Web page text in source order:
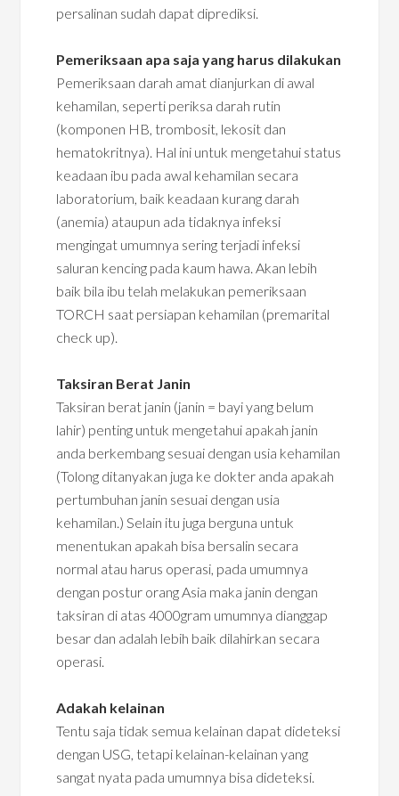
persalinan sudah dapat diprediksi.
Pemeriksaan apa saja yang harus dilakukan
Pemeriksaan darah amat dianjurkan di awal
kehamilan, seperti periksa darah rutin
(komponen HB, trombosit, lekosit dan
hematokritnya). Hal ini untuk mengetahui status
keadaan ibu pada awal kehamilan secara
laboratorium, baik keadaan kurang darah
(anemia) ataupun ada tidaknya infeksi
mengingat umumnya sering terjadi infeksi
saluran kencing pada kaum hawa. Akan lebih
baik bila ibu telah melakukan pemeriksaan
TORCH saat persiapan kehamilan (premarital
check up).
Taksiran Berat Janin
Taksiran berat janin (janin = bayi yang belum
lahir) penting untuk mengetahui apakah janin
anda berkembang sesuai dengan usia kehamilan
(Tolong ditanyakan juga ke dokter anda apakah
pertumbuhan janin sesuai dengan usia
kehamilan.) Selain itu juga berguna untuk
menentukan apakah bisa bersalin secara
normal atau harus operasi, pada umumnya
dengan postur orang Asia maka janin dengan
taksiran di atas 4000gram umumnya dianggap
besar dan adalah lebih baik dilahirkan secara
operasi.
Adakah kelainan
Tentu saja tidak semua kelainan dapat dideteksi
dengan USG, tetapi kelainan-kelainan yang
sangat nyata pada umumnya bisa dideteksi.